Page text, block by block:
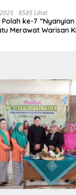
8585 Lihat
ke-7
Merawat Warisan